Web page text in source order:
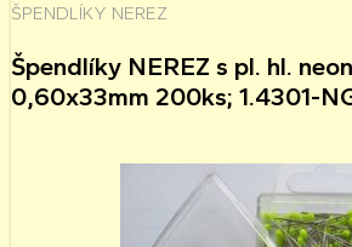
ŠPENDLÍKY NEREZ
Špendlíky NEREZ s pl. hl.
0,60x33mm 200ks; 1.4301-